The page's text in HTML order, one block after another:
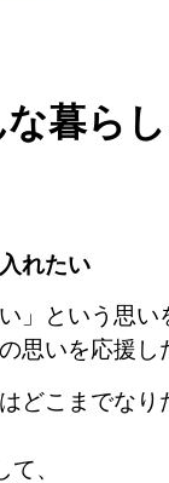
な暮ら
れたい
」という思い
思いを応援し
どこまでな
、